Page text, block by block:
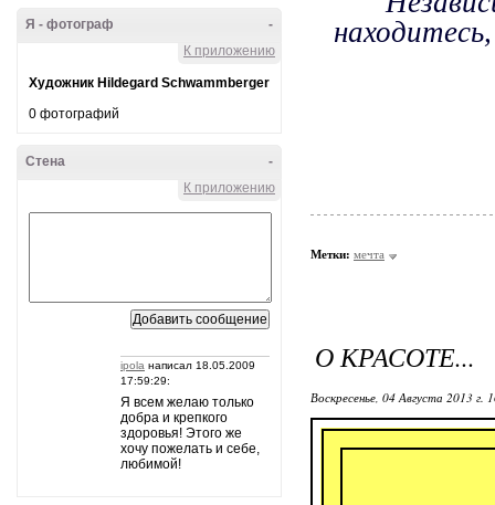
-
Я - фотограф
К приложению
Художник Hildegard Schwammberger
0 фотографий
-
Стена
К приложению
ipola написал 18.05.2009
17:59:29:
Я всем желаю только
добра и крепкого
здоровья! Этого же
хочу пожелать и себе,
любимой!
Метки: мечта
О КРАСОТЕ...
Воскресенье, 04 Августа 2013 г.